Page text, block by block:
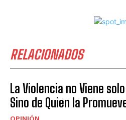
RELACIONADOS
La Violencia no Viene
Sino de Quien la
OPINIÓN